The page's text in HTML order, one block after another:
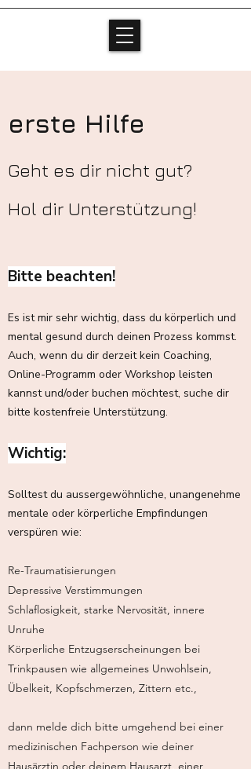
erste Hilfe
Geht es dir nicht gut?
Hol dir Unterstützung!
Bitte beachten!
Es ist mir sehr wichtig, dass du körperlich und
mental gesund durch deinen Prozess kommst.
Auch, wenn du dir derzeit kein Coaching,
Online-Programm oder Workshop leisten
kannst und/oder buchen möchtest, suche dir
bitte kostenfreie Unterstützung.
Wichtig:
Solltest du aussergewöhnliche, unangenehme
mentale oder körperliche Empfindungen
verspüren wie:
Re-Traumatisierungen
Depressive Verstimmungen
Schlaflosigkeit, starke Nervosität, innere
Unruhe
Körperliche Entzugserscheinungen bei
Trinkpausen wie allgemeines Unwohlsein,
Übelkeit, Kopfschmerzen, Zittern etc.,
dann melde dich bitte umgehend bei einer
medizinischen Fachperson wie deiner
Hausärztin oder deinem Hausarzt, einer